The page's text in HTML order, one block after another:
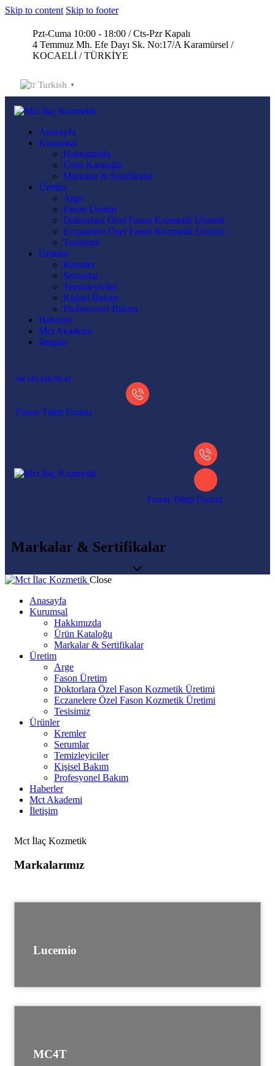
Skip to content Skip to footer
Pzt-Cuma 10:00 - 18:00 / Cts-Pzr Kapalı
4 Temmuz Mh. Efe Dayı Sk. No:17/A Karamürsel /
KOCAELİ / TÜRKİYE
Turkish ▼
Anasayfa
Kurumsal
Hakkımızda
Ürün Kataloğu
Markalar & Sertifikalar
Üretim
Arge
Fason Üretim
Doktorlara Özel Fason Kozmetik Üretimi
Eczanelere Özel Fason Kozmetik Üretimi
Tesisimiz
Ürünler
Kremler
Serumlar
Temizleyiciler
Kişisel Bakım
Profesyonel Bakım
Haberler
Mct Akademi
İletişim
+90 542-628-50-42
Fason Talep Formu
Fason Talep Formu
Markalar & Sertifikalar
Close
Anasayfa
Kurumsal
Hakkımızda
Ürün Kataloğu
Markalar & Sertifikalar
Üretim
Arge
Fason Üretim
Doktorlara Özel Fason Kozmetik Üretimi
Eczanelere Özel Fason Kozmetik Üretimi
Tesisimiz
Ürünler
Kremler
Serumlar
Temizleyiciler
Kişisel Bakım
Profesyonel Bakım
Haberler
Mct Akademi
İletişim
Mct İlaç Kozmetik
Markalarımız
Lucemio
MC4T